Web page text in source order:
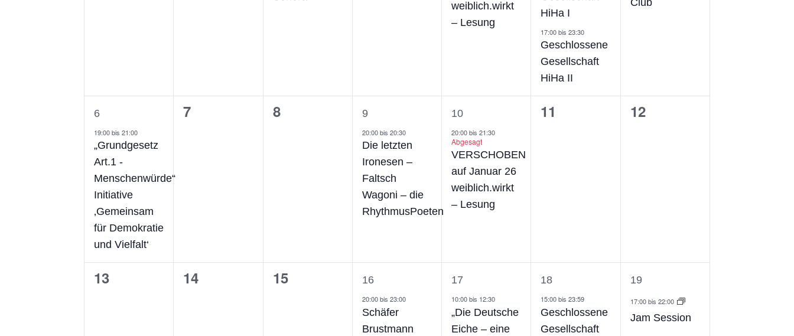
weiblich.wirkt
– Lesung
HiHa I
17:00bis23:30
Geschlossene
Gesellschaft
HiHa II
Club
1
Veranstaltung,
6
19:00bis 21:00
„Grundgesetz
Art.1 -
Menschenwürde“
Initiative
‚Gemeinsam
für Demokratie
und Vielfalt‘
0
7
0
Veranstaltungen,
8
1
Veranstaltung,
9
20:00bis 20:30
Die letzten
Ironesen –
Faltsch
Wagoni – die
RhythmusPoeten
1
Veranstaltung,
10
20:00bis21:30
Abgesagt
VERSCHOBEN
auf Januar 26
weiblich.wirkt
– Lesung
0
11
0
12
0
13
0
14
0
Veranstaltungen,
15
1
Veranstaltung,
16
20:00bis 23:00
Schäfer
Brustmann
2
Veranstaltungen,
17
10:00bis 12:30
„Die Deutsche
Eiche – eine
1
Veranstaltung,
18
15:00bis23:59
Geschlossene
Gesellschaft
1
Veranstaltung,
19
17:00bis 22:00
Jam Session